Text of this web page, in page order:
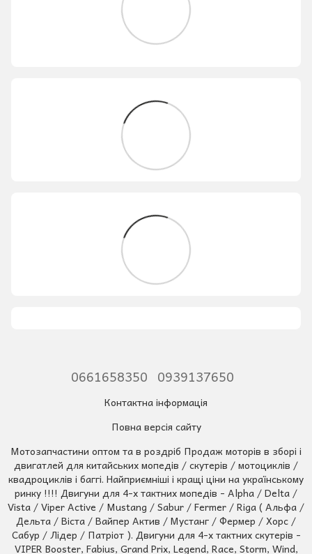
0661658350 0939137650
Контактна інформація
Повна версія сайту
Мотозапчастини оптом та в роздріб Продаж моторів в зборі і
двигатлей для китайських мопедів / скутерів / мотоциклів /
квадроциклів і баггі. Найприємніші і кращі ціни на українському
ринку !!!! Двигуни для 4-х тактних мопедів - Alpha / Delta /
Vista / Viper Active / Mustang / Sabur / Fermer / Riga ( Альфа /
Дельта / Віста / Вайпер Актив / Мустанг / Фермер / Хорс /
Сабур / Лідер / Патріот ). Двигуни для 4-х тактних скутерів -
VIPER Booster, Fabius, Grand Prix, Legend, Race, Storm, Wind,